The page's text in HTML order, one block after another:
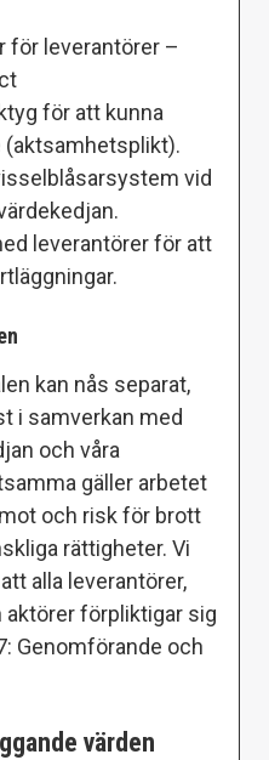
för leverantörer –
för att kunna
(aktsamhetsplikt).
vid
leverantörer för att
kan nås separat,
i samverkan med
och våra
gäller arbetet
och risk för brott
rättigheter. Vi
alla leverantörer,
förpliktigar sig
Genomförande och
värden